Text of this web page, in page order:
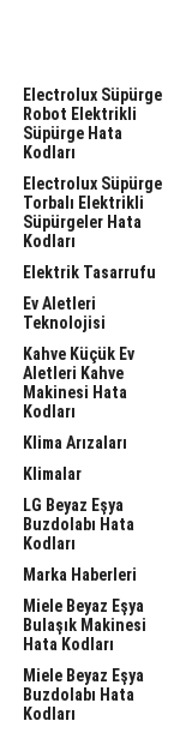
Electrolux Süpürge
Robot Elektrikli
Süpürge Hata
Kodları
Electrolux Süpürge
Torbalı Elektrikli
Süpürgeler Hata
Kodları
Elektrik Tasarrufu
Ev Aletleri
Teknolojisi
Kahve Küçük Ev
Aletleri Kahve
Makinesi Hata
Kodları
Klima Arızaları
Klimalar
LG Beyaz Eşya
Buzdolabı Hata
Kodları
Marka Haberleri
Miele Beyaz Eşya
Bulaşık Makinesi
Hata Kodları
Miele Beyaz Eşya
Buzdolabı Hata
Kodları